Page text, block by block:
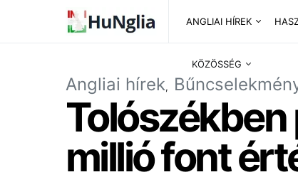
ANGLIAI HÍREK
KÖZÖSSÉG
Angliai hírek
millió font